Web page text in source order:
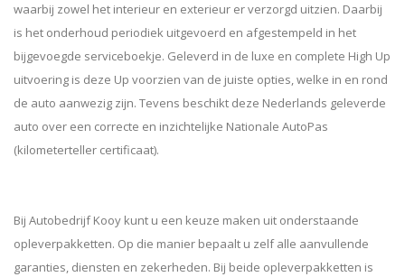
waarbij zowel het interieur en exterieur er verzorgd uitzien. Daarbij
is het onderhoud periodiek uitgevoerd en afgestempeld in het
bijgevoegde serviceboekje. Geleverd in de luxe en complete High Up
uitvoering is deze Up voorzien van de juiste opties, welke in en rond
de auto aanwezig zijn. Tevens beschikt deze Nederlands geleverde
auto over een correcte en inzichtelijke Nationale AutoPas
(kilometerteller certificaat).
Bij Autobedrijf Kooy kunt u een keuze maken uit onderstaande
opleverpakketten. Op die manier bepaalt u zelf alle aanvullende
garanties, diensten en zekerheden. Bij beide opleverpakketten is